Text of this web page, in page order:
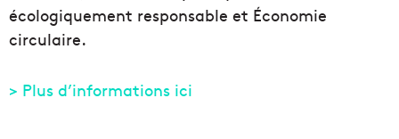
écologiquement responsable et Économie
circulaire.
> Plus d’informations ici